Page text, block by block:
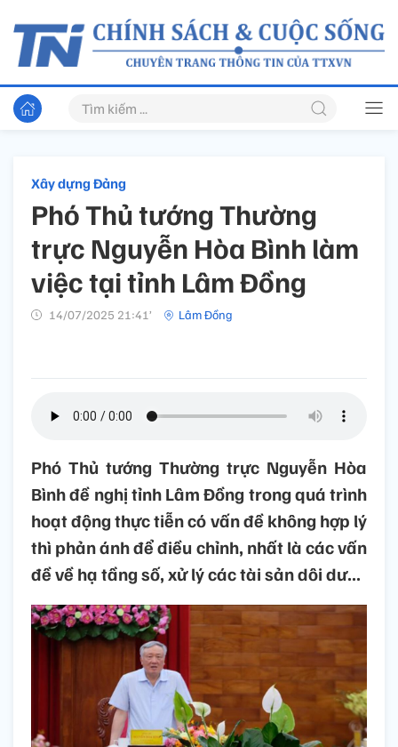
Xây dựng Đảng
Phó Thủ tướng Thường
trực Nguyễn Hòa Bình làm
việc tại tỉnh Lâm Đồng
14/07/2025 21:41’ Lâm Đồng
Phó Thủ tướng Thường trực Nguyễn Hòa
Bình đề nghị tỉnh Lâm Đồng trong quá trình
hoạt động thực tiễn có vấn đề không hợp lý
thì phản ánh để điều chỉnh, nhất là các vấn
đề về hạ tầng số, xử lý các tài sản dôi dư...